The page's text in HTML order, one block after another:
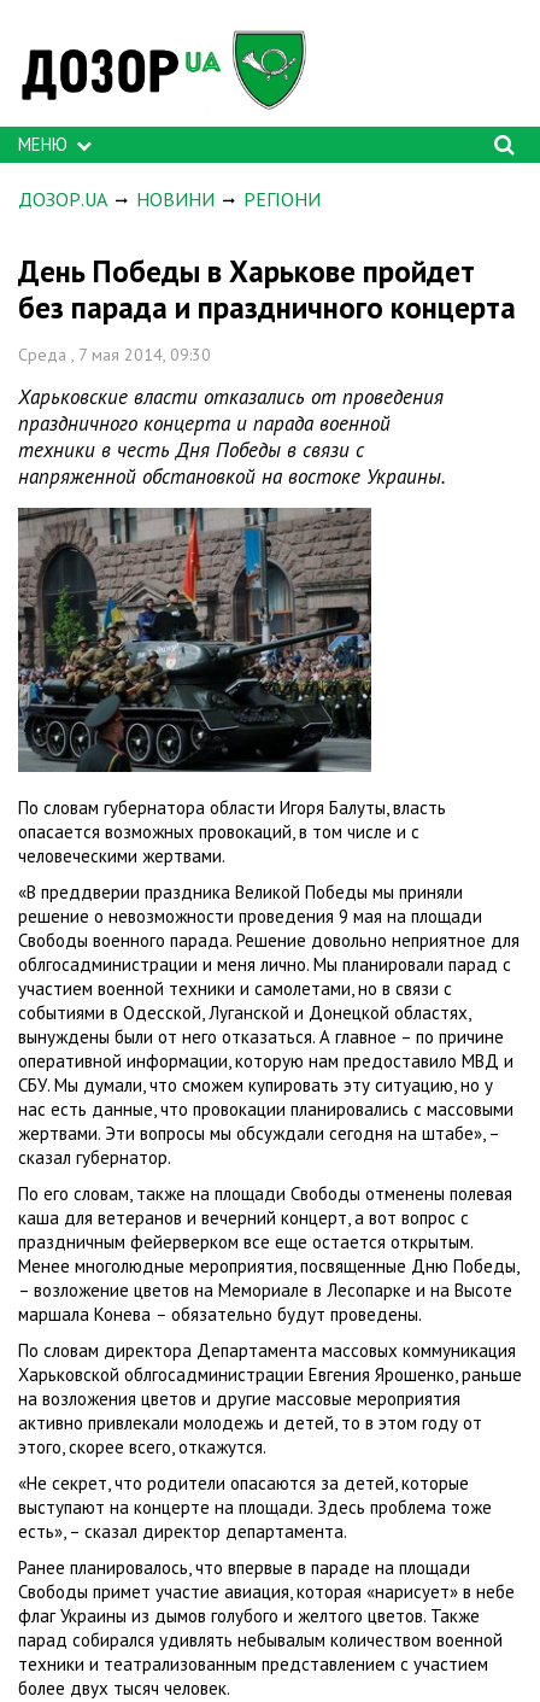
МЕНЮ
ДОЗОР.UA НОВИНИ РЕГІОНИ
День Победы в Харькове пройдет
без парада и праздничного концерта
Среда , 7 мая 2014, 09:30
Харьковские власти отказались от проведения
праздничного концерта и парада военной
техники в честь Дня Победы в связи с
напряженной обстановкой на востоке Украины.
По словам губернатора области Игоря Балуты, власть
опасается возможных провокаций, в том числе и с
человеческими жертвами.
«В преддверии праздника Великой Победы мы приняли
решение о невозможности проведения 9 мая на площади
Свободы военного парада. Решение довольно неприятное для
облгосадминистрации и меня лично. Мы планировали парад с
участием военной техники и самолетами, но в связи с
событиями в Одесской, Луганской и Донецкой областях,
вынуждены были от него отказаться. А главное – по причине
оперативной информации, которую нам предоставило МВД и
СБУ. Мы думали, что сможем купировать эту ситуацию, но у
нас есть данные, что провокации планировались с массовыми
жертвами. Эти вопросы мы обсуждали сегодня на штабе», –
сказал губернатор.
По его словам, также на площади Свободы отменены полевая
каша для ветеранов и вечерний концерт, а вот вопрос с
праздничным фейерверком все еще остается открытым.
Менее многолюдные мероприятия, посвященные Дню Победы,
– возложение цветов на Мемориале в Лесопарке и на Высоте
маршала Конева – обязательно будут проведены.
По словам директора Департамента массовых коммуникация
Харьковской облгосадминистрации Евгения Ярошенко, раньше
на возложения цветов и другие массовые мероприятия
активно привлекали молодежь и детей, то в этом году от
этого, скорее всего, откажутся.
«Не секрет, что родители опасаются за детей, которые
выступают на концерте на площади. Здесь проблема тоже
есть», – сказал директор департамента.
Ранее планировалось, что впервые в параде на площади
Свободы примет участие авиация, которая «нарисует» в небе
флаг Украины из дымов голубого и желтого цветов. Также
парад собирался удивлять небывалым количеством военной
техники и театрализованным представлением с участием
более двух тысяч человек.